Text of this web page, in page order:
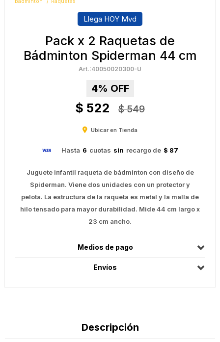
Bádminton Raquetas
Llega HOY Mvd
Pack x 2 Raquetas de
Bádminton Spiderman 44 cm
40050020300-U
4
$ 522 $ 549
Ubicar en Tienda
Hasta 6 cuotas sin recargo de $ 87
Juguete infantil raqueta de bádminton con diseño de
Spiderman. Viene dos unidades con un protector y
pelota. La estructura de la raqueta es metal y la malla de
hilo tensado para mayor durabilidad. Mide 44 cm largo x
23 cm ancho.
Medios de pago
Envíos
Descripción